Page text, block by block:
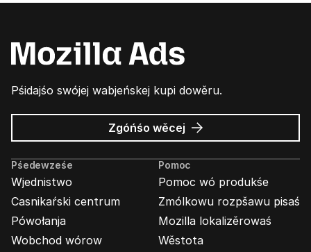
Pśidajśo swójej wabjeńskej kupi dowěru.
Zgóńśo wěcej wó
Wabjenje
Mozilla
Pśedewześe
Wjednistwo
Casnikaŕski centrum
Pówołanja
Wobchod wórow
Pomoc
Pomoc wó produkśe
Zmólkowu rozpšawu pisaś
Mozilla lokalizěrowaś
Wěstota